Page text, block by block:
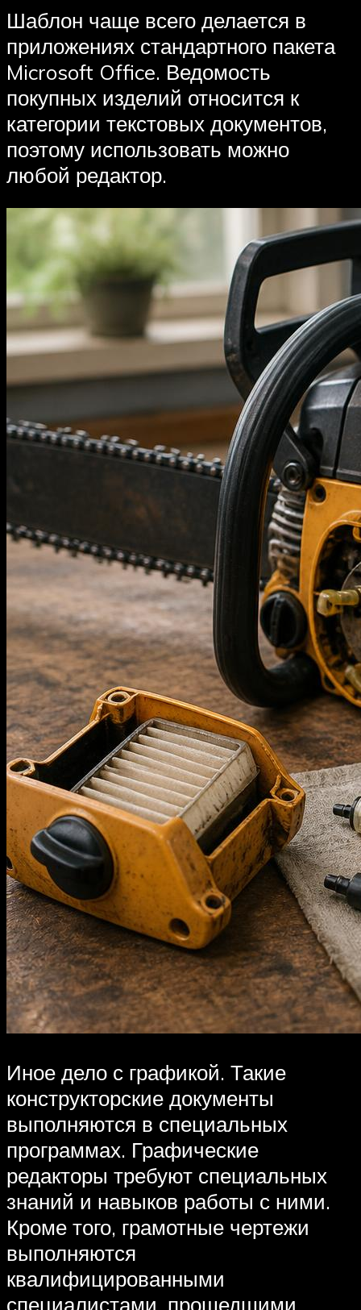
Шаблон чаще всего делается в
приложениях стандартного пакета
Microsoft Office. Ведомость
покупных изделий относится к
категории текстовых документов,
поэтому использовать можно
любой редактор.
Иное дело с графикой. Такие
конструкторские документы
выполняются в специальных
программах. Графические
редакторы требуют специальных
знаний и навыков работы с ними.
Кроме того, грамотные чертежи
выполняются
квалифицированными
специалистами, прошедшими